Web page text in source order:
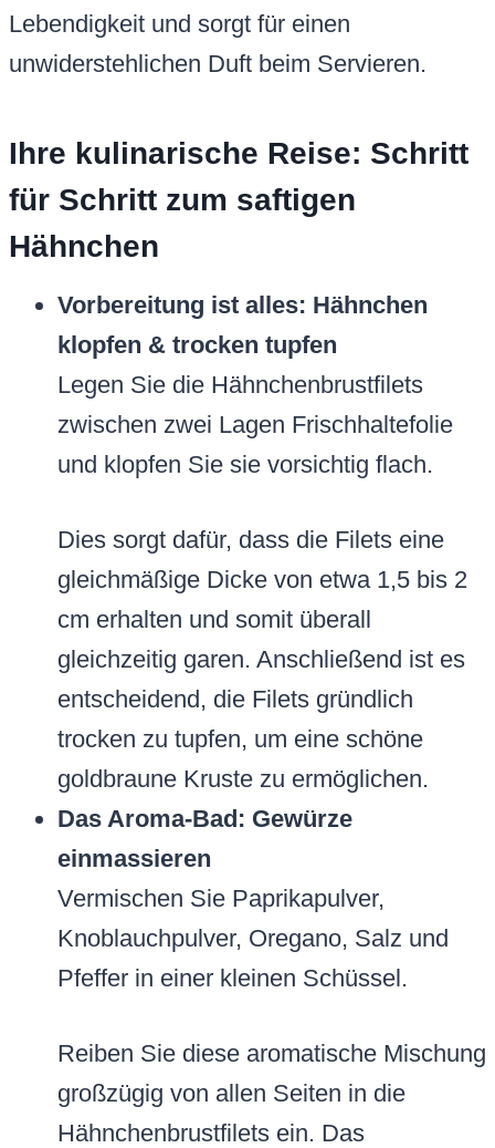
Lebendigkeit und sorgt für einen
unwiderstehlichen Duft beim Servieren.
Ihre kulinarische Reise: Schritt
für Schritt zum saftigen
Hähnchen
Vorbereitung ist alles: Hähnchen
klopfen & trocken tupfen
Legen Sie die Hähnchenbrustfilets
zwischen zwei Lagen Frischhaltefolie
und klopfen Sie sie vorsichtig flach.
Dies sorgt dafür, dass die Filets eine
gleichmäßige Dicke von etwa 1,5 bis 2
cm erhalten und somit überall
gleichzeitig garen. Anschließend ist es
entscheidend, die Filets gründlich
trocken zu tupfen, um eine schöne
goldbraune Kruste zu ermöglichen.
Das Aroma-Bad: Gewürze
einmassieren
Vermischen Sie Paprikapulver,
Knoblauchpulver, Oregano, Salz und
Pfeffer in einer kleinen Schüssel.
Reiben Sie diese aromatische Mischung
großzügig von allen Seiten in die
Hähnchenbrustfilets ein. Das